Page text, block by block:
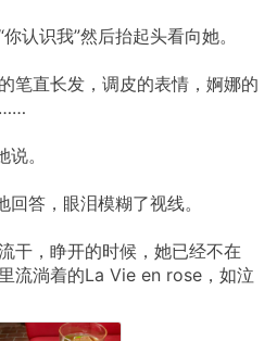
认识我”然后抬起头看向她。
笔直长发，调皮的表情，婀娜的
……
。
回答，眼泪模糊了视线。
干，睁开的时候，她已经不在
流淌着的La Vie en rose，如泣